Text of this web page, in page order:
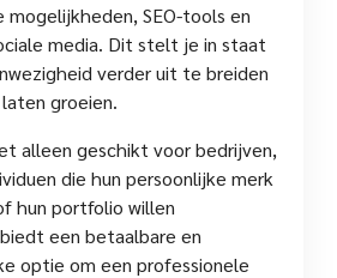
mogelijkheden, SEO-tools en
media. Dit stelt je in staat
verder uit te breiden
groeien.
alleen geschikt voor bedrijven,
die hun persoonlijke merk
hun portfolio willen
een betaalbare en
optie om een professionele